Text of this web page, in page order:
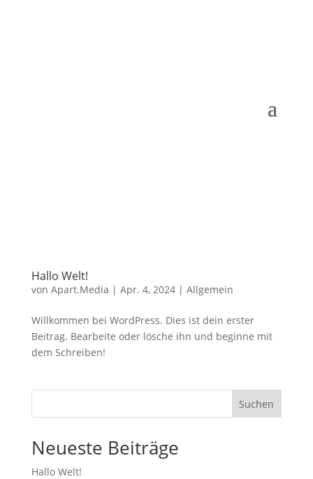
Hallo Welt!
von Apart.Media | Apr. 4, 2024| Allgemein
Willkommen bei WordPress. Dies ist dein erster
Beitrag. Bearbeite oder lösche ihn und beginne mit
dem Schreiben!
Suchen
Neueste Beiträge
Hallo Welt!